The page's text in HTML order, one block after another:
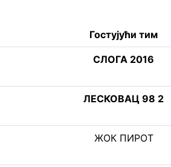
Гостујући тим
СЛОГА 2016
ЛЕСКОВАЦ 98 2
ЖОК ПИРОТ